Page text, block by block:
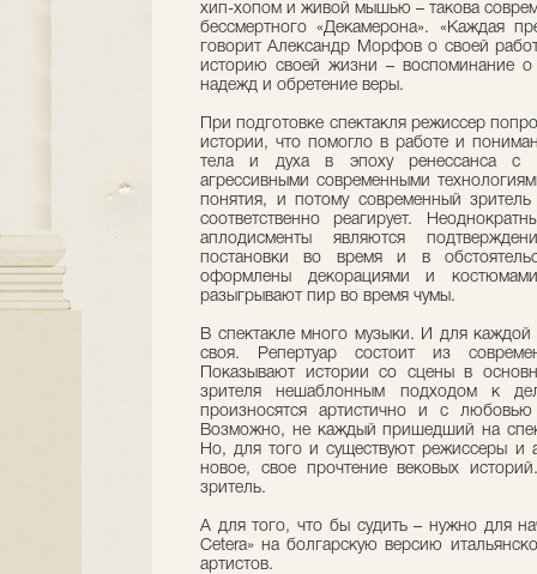
хип-хопом и живой мышью – такова
бессмертного «Декамерона». «Каждая
говорит Александр Морфов о своей
историю своей жизни – воспоминание
надежд и обретение веры.
При подготовке спектакля режиссер
истории, что помогло в работе и
тела и духа в эпоху ренессанса с
агрессивными современными
понятия, и потому современный
соответственно реагирует.
аплодисменты являются
постановки во время и в
оформлены декорациями и
разыгрывают пир во время чумы.
В спектакле много музыки. И для
своя. Репертуар состоит из
Показывают истории со сцены в
зрителя нешаблонным подходом к
произносятся артистично и с
Возможно, не каждый пришедший на
Но, для того и существуют режиссеры и
новое, свое прочтение вековых
зритель.
А для того, что бы судить – нужно для
Cetera» на болгарскую версию
артистов.